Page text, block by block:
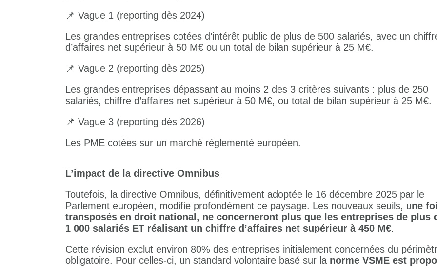
📌 Vague 1 (reporting dès 2024)
Les grandes entreprises cotées d’intérêt public de plus de 500 salariés, avec un
d’affaires net supérieur à 50 M€ ou un total de bilan supérieur à 25 M€.
📌 Vague 2 (reporting dès 2025)
Les grandes entreprises dépassant au moins 2 des 3 critères suivants : plus de 250
salariés, chiffre d’affaires net supérieur à 50 M€, ou total de bilan supérieur à 25 M€.
📌 Vague 3 (reporting dès 2026)
Les PME cotées sur un marché réglementé européen.
L’impact de la directive Omnibus
Toutefois, la directive Omnibus, définitivement adoptée le 16 décembre 2025 par le
Parlement européen, modifie profondément ce paysage. Les nouveaux seuils, une
transposés en droit national, ne concerneront plus que les entreprises de plus
1 000 salariés ET réalisant un chiffre d’affaires net supérieur à 450 M€.
Cette révision exclut environ 80% des entreprises initialement concernées du
obligatoire. Pour celles-ci, un standard volontaire basé sur la norme VSME est